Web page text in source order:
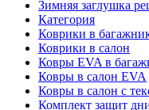
Зимняя заглушка
Категория
Коврики в
Коврики в салон
Ковры EVA в
Ковры в салон EVA
Ковры в салон с
Комплект защит